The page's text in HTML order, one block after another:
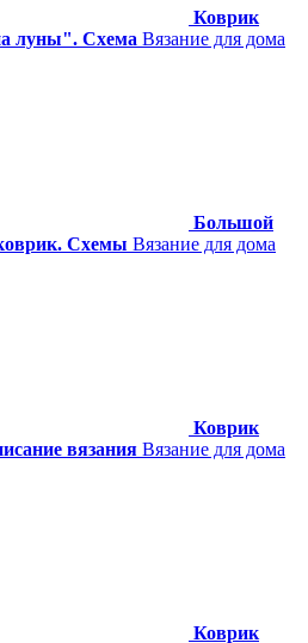
Коврик
луны". Схема Вязание для дома
Большой
Схемы Вязание для дома
Коврик
вязания Вязание для дома
Коврик